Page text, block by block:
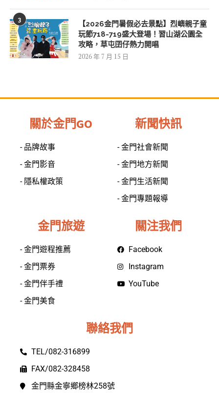
3
【2026金門暑假必去景點】烈嶼親子童
玩節718-719盛大登場！習山湖公園全
攻略，草屯囝仔熱力開唱
2026 年 7 月 15 日
關於金門GO
- 品牌故事
- 金門影音
- 隱私權政策
新聞快訊
- 金門社會新聞
- 金門地方新聞
- 金門生活新聞
- 金門專題報導
金門旅遊
- 金門遊程推薦
- 金門票券
- 金門伴手禮
- 金門美食
關注我們
Facebook
Instagram
YouTube
聯絡我們
TEL/082-316899
FAX/082-328458
金門縣金寧鄉榜林258號